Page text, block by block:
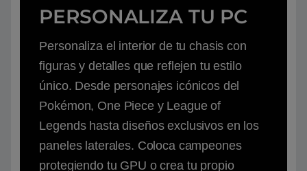
PERSONALIZA TU PC
Personaliza el interior de tu chasis con
figuras y detalles que reflejen tu estilo
único. Desde personajes icónicos del
Pokémon, One Piece y League of
Legends hasta diseños exclusivos en los
paneles laterales. Coloca campeones
protegiendo tu GPU o crea tu propio